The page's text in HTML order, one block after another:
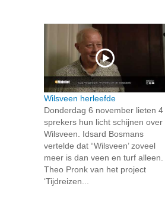
Wilsveen herleefde
Donderdag 6 november lieten 4
sprekers hun licht schijnen over
Wilsveen. Idsard Bosmans
vertelde dat “Wilsveen’ zoveel
meer is dan veen en turf alleen.
Theo Pronk van het project
‘Tijdreizen...